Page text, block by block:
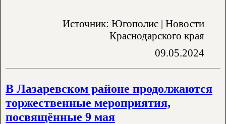
Источник: Югополис | Новости
Краснодарского края
09.05.2024
В Лазаревском районе продолжаются
торжественные мероприятия,
посвящённые 9 мая